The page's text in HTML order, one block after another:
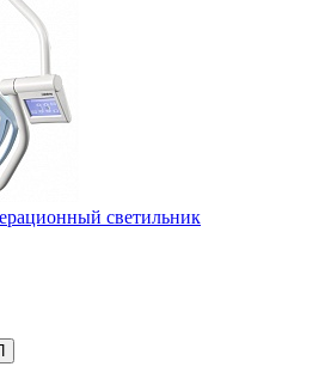
светильник